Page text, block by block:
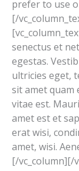
prefer to use
[/
senectus et
egestas.
ultricies eget,
sit amet quam
vitae est.
amet est et
erat wisi,
amet, wisi.
[/vc_column][/